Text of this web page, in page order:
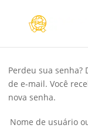
Perdeu sua
de e-mail. Você
nova senha.
Nome de usuário